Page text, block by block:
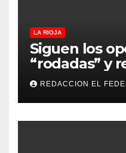
LA RIOJA
Siguen los
“rodadas” y
motocicletas
REDACCION EL